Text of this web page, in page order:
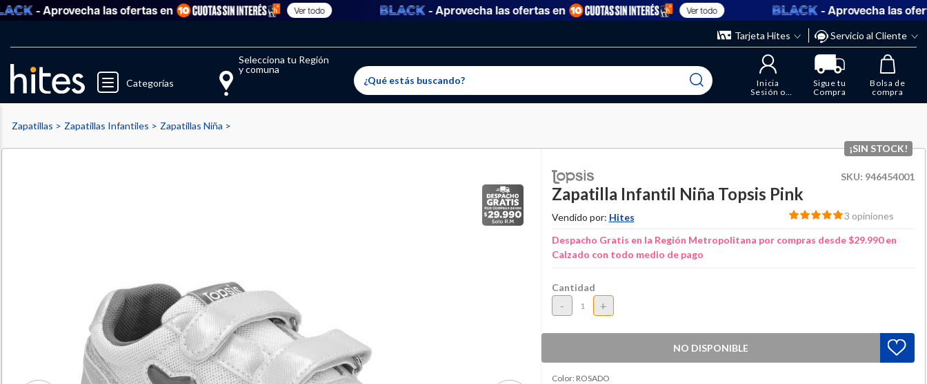
- Aprovecha las ofertas en Ver todo - Aprovecha las ofertas en Ver todo - Aprovecha las ofertas en
Servicio al Cliente
Tarjeta Hites
Categorías
Selecciona tu Región
y comuna
Inicia
Sesión o
Regístrate
Sigue tu
Compra
Bolsa de
compra
El producto ha sido eliminado correctamente
El producto ha sido agregado a tu lista de favoritos correctamente
Llegaste al límite de productos favoritos permitidos, para agregar uno nuevo ingresa a “Mi cuenta” y elimina los que ya no necesitas.
Zapatillas Zapatillas Infantiles Zapatillas Niña
¡SIN STOCK!
SKU: 946454001
Zapatilla Infantil Niña Topsis Pink
Vendido por: Hites 3 opiniones
Despacho Gratis en la Región Metropolitana por compras desde $29.990 en
Calzado con todo medio de pago
Cantidad
- +
NO DISPONIBLE
Color: ROSADO